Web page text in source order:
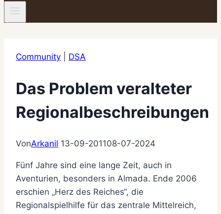
Community DSA
Das Problem veralteter
Regionalbeschreibungen
VonArkanil 13-09-201108-07-2024
Fünf Jahre sind eine lange Zeit, auch in
Aventurien, besonders in Almada. Ende 2006
erschien „Herz des Reiches“, die
Regionalspielhilfe für das zentrale Mittelreich,